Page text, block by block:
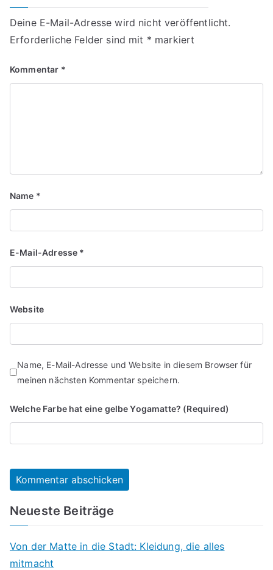
Deine E-Mail-Adresse wird nicht veröffentlicht.
Erforderliche Felder sind mit * markiert
Kommentar *
Name *
E-Mail-Adresse *
Website
Name, E-Mail-Adresse und Website in diesem Browser für
meinen nächsten Kommentar speichern.
Welche Farbe hat eine gelbe Yogamatte? (Required)
Neueste Beiträge
Von der Matte in die Stadt: Kleidung, die alles
mitmacht